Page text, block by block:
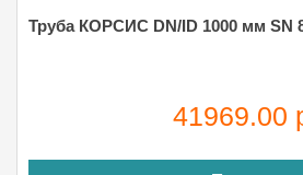
Труба КОРСИС DN/ID 1000 мм SN
41969.00